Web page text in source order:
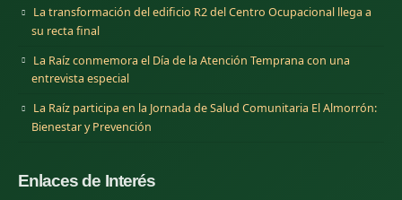
La transformación del edificio R2 del Centro Ocupacional llega a
su recta final
La Raíz conmemora el Día de la Atención Temprana con una
entrevista especial
La Raíz participa en la Jornada de Salud Comunitaria El Almorrón:
Bienestar y Prevención
Enlaces de Interés